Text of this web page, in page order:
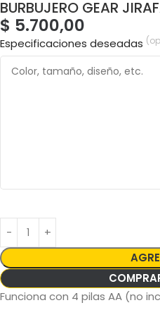
BURBUJERO GEAR
$ 5.700,00
Especificaciones deseadas
Funciona con 4 pilas AA (no